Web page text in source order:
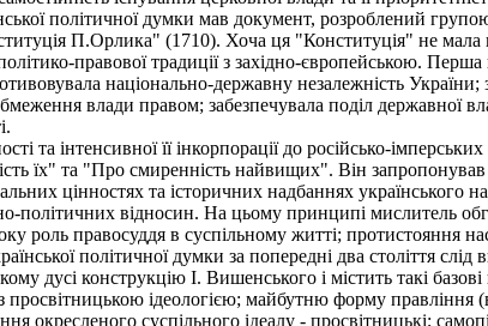
політичної думки мав документ, розроблений
П.Орлика" (1710). Хоча ця "Конституція" не мала
правової традиції з західно-європейською.
національно-державну незалежність
влади правом; забезпечувала поділ державної
та інтенсивної її інкорпорації до російсько-
їх" та "Про смиренність найвищих". Він запропонував
цінностях та історичних надбаннях українського
політичних відносин. На цьому принципі мислитель
роль правосуддя в суспільному житті; протистояння
політичної думки за попередні два століття
дусі конструкцію І. Вишенського і містить такі
ідеологією; майбутню форму правління
окресленого суспільного ідеалу - просвітницькі;